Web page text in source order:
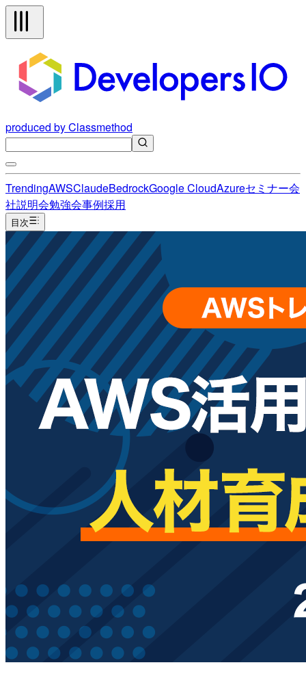
produced by Classmethod
TrendingAWSClaudeBedrockGoogle CloudAzureセミナー会
社説明会勉強会事例採用
目次